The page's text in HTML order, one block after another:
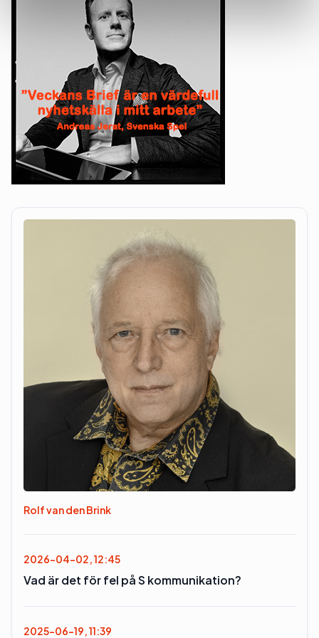
Rolf van den Brink
2026-04-02, 12:45
Vad är det för fel på S kommunikation?
2025-06-19, 11:39